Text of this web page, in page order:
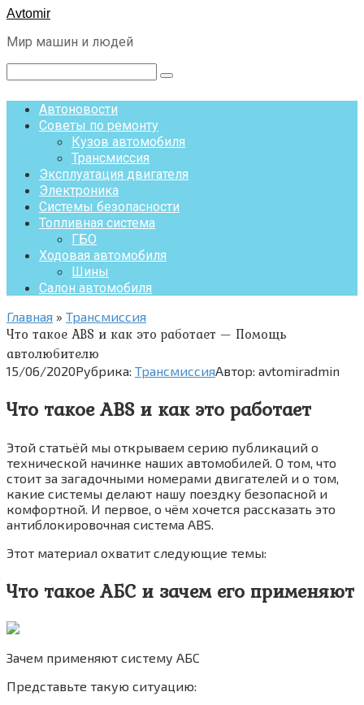
Перейти
контенту
Avtomir
Мир машин и людей
Поиск:
Автоновости
Советы по ремонту
Кузов автомобиля
Трансмиссия
Эксплуатация двигателя
Электроника
Системы безопасности
Топливная система
ГБО
Ходовая автомобиля
Шины
Салон автомобиля
Главная » Трансмиссия
Что такое ABS и как это работает — Помощь
автолюбителю
15/06/2020Рубрика: ТрансмиссияАвтор: avtomiradmin
Что такое ABS и как это работает
Этой статьёй мы открываем серию публикаций о
технической начинке наших автомобилей. О том, что
стоит за загадочными номерами двигателей и о том,
какие системы делают нашу поездку безопасной и
комфортной. И первое, о чём хочется рассказать это
антиблокировочная система ABS.
Этот материал охватит следующие темы:
Что такое АБС и зачем его применяют
Зачем применяют систему АБС
Представьте такую ситуацию: